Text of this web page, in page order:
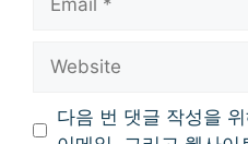
다음 번 댓글 작성을